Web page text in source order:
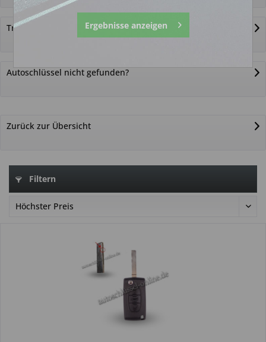
Transponder
Autoschlüssel nicht gefunden?
Zurück zur Übersicht
Filtern
Ergebnisse anzeigen